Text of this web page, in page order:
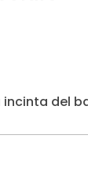
incinta del